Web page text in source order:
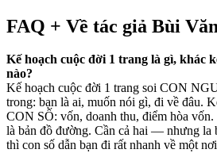
FAQ + Về tác giả Bùi
Kế hoạch cuộc đời 1 trang là gì, khác
nào?
Kế hoạch cuộc đời 1 trang soi CON
trong: bạn là ai, muốn nói gì, đi về đâu.
CON SỐ: vốn, doanh thu, điểm hòa
là bản đồ đường. Cần cả hai — nhưng la
thì con số dẫn bạn đi rất nhanh về một